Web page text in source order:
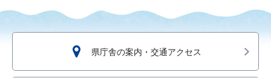
県庁舎の案内・交通アクセス